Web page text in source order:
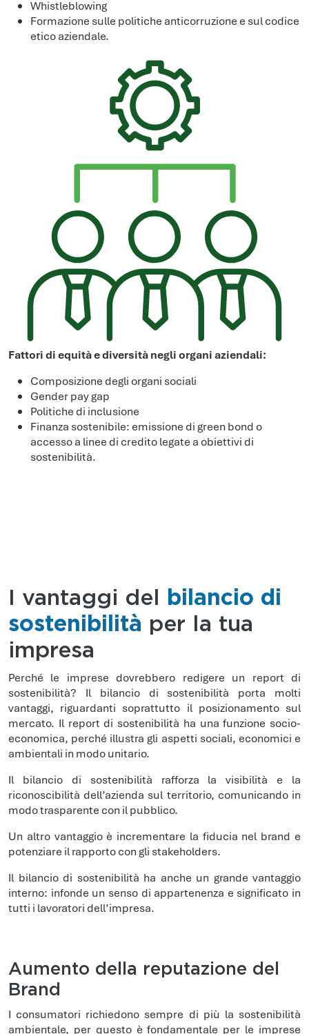
Whistleblowing
Formazione sulle politiche anticorruzione e sul codice
etico aziendale.
Fattori di equità e diversità negli organi aziendali:
Composizione degli organi sociali
Gender pay gap
Politiche di inclusione
Finanza sostenibile: emissione di green bond o
accesso a linee di credito legate a obiettivi di
sostenibilità.
I vantaggi del
bilancio di
sostenibilità per la tua
impresa
Perché le imprese dovrebbero redigere un report di
sostenibilità? Il bilancio di sostenibilità porta molti
vantaggi, riguardanti soprattutto il posizionamento sul
mercato. Il report di sostenibilità ha una funzione socio-
economica, perché illustra gli aspetti sociali, economici e
ambientali in modo unitario.
Il bilancio di sostenibilità rafforza la visibilità e la
riconoscibilità dell’azienda sul territorio, comunicando in
modo trasparente con il pubblico.
Un altro vantaggio è incrementare la fiducia nel brand e
potenziare il rapporto con gli stakeholders.
Il bilancio di sostenibilità ha anche un grande vantaggio
interno: infonde un senso di appartenenza e significato in
tutti i lavoratori dell’impresa.
Aumento della reputazione del
Brand
I consumatori richiedono sempre di più la sostenibilità
ambientale, per questo è fondamentale per le imprese